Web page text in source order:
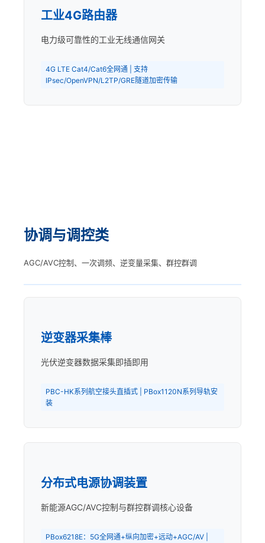
工业4G路由器
电力级可靠性的工业无线通信网关
4G LTE Cat4/Cat6全网通 | 支持
IPsec/OpenVPN/L2TP/GRE隧道加密传输
协调与调控类
AGC/AVC控制、一次调频、逆变量采集、群控群调
逆变器采集棒
光伏逆变器数据采集即插即用
PBC-HK系列航空接头直插式 | PBox1120N系列导轨安
装
分布式电源协调装置
新能源AGC/AVC控制与群控群调核心设备
PBox6218E：5G全网通+纵向加密+远动+AGC/AV |